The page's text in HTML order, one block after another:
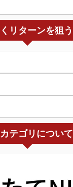
リターンを狙う
テゴリについて